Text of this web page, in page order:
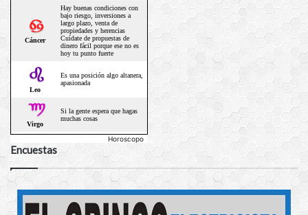
Horoscopo
Encuestas